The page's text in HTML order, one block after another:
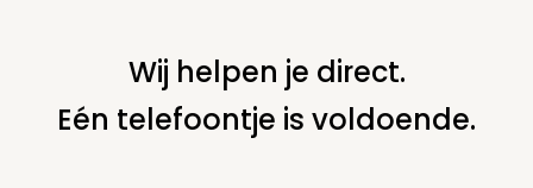
U bent hier: home juridisch cremeren bijzetten of
kosten opgraving urn
Wij helpen je direct.
Eén telefoontje is voldoende.